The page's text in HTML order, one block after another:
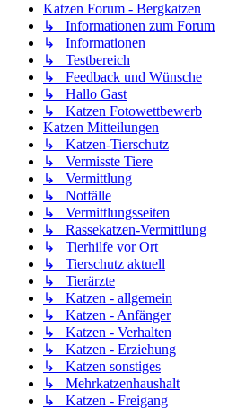
Katzen Forum - Bergkatzen
↳ Informationen zum Forum
↳ Informationen
↳ Testbereich
↳ Feedback und Wünsche
↳ Hallo Gast
↳ Katzen Fotowettbewerb
Katzen Mitteilungen
↳ Katzen-Tierschutz
↳ Vermisste Tiere
↳ Vermittlung
↳ Notfälle
↳ Vermittlungsseiten
↳ Rassekatzen-Vermittlung
↳ Tierhilfe vor Ort
↳ Tierschutz aktuell
↳ Tierärzte
↳ Katzen - allgemein
↳ Katzen - Anfänger
↳ Katzen - Verhalten
↳ Katzen - Erziehung
↳ Katzen sonstiges
↳ Mehrkatzenhaushalt
↳ Katzen - Freigang